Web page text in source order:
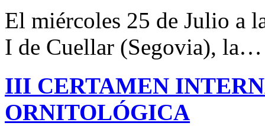
El miércoles 25 de Julio a
I de Cuellar (Segovia), la…
III CERTAMEN
ORNITOLÓGICA